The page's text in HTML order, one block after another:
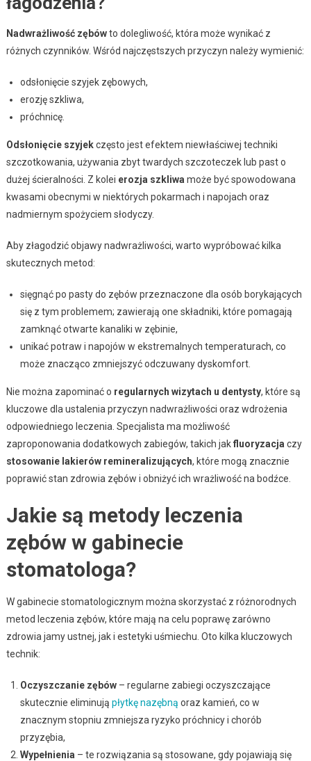
Nadwrażliwość zębówto dolegliwość, która może wynikać z
różnych czynników. Wśród najczęstszych przyczyn należy wymienić:
odsłonięcie szyjek zębowych,
erozję szkliwa,
próchnicę.
Odsłonięcie szyjekczęsto jest efektem niewłaściwej techniki
szczotkowania, używania zbyt twardych szczoteczek lub past o
dużej ścieralności. Z kolei erozja szkliwa może być spowodowana
kwasami obecnymi w niektórych pokarmach i napojach oraz
nadmiernym spożyciem słodyczy.
Aby złagodzić objawy nadwrażliwości, warto wypróbować kilka
skutecznych metod:
sięgnąć po pasty do zębów przeznaczone dla osób borykających
się z tym problemem; zawierają one składniki, które pomagają
zamknąć otwarte kanaliki w zębinie,
unikać potraw i napojów w ekstremalnych temperaturach, co
może znacząco zmniejszyć odczuwany dyskomfort.
Nie można zapominać o regularnych wizytach u dentysty, które są
kluczowe dla ustalenia przyczyn nadwrażliwości oraz wdrożenia
odpowiedniego leczenia. Specjalista ma możliwość
zaproponowania dodatkowych zabiegów, takich jakfluoryzacja czy
stosowanie lakierów remineralizujących, które mogą znacznie
poprawić stan zdrowia zębów i obniżyć ich wrażliwość na bodźce.
Jakie są metody leczenia
zębów w gabinecie
stomatologa?
W gabinecie stomatologicznym można skorzystać z różnorodnych
metod leczenia zębów, które mają na celu poprawę zarówno
zdrowia jamy ustnej, jak i estetyki uśmiechu. Oto kilka kluczowych
technik:
Oczyszczanie zębów– regularne zabiegi oczyszczające
skutecznie eliminują płytkę nazębną oraz kamień, co w
znacznym stopniu zmniejsza ryzyko próchnicy i chorób
przyzębia,
Wypełnienia – te rozwiązania są stosowane, gdy pojawiają się